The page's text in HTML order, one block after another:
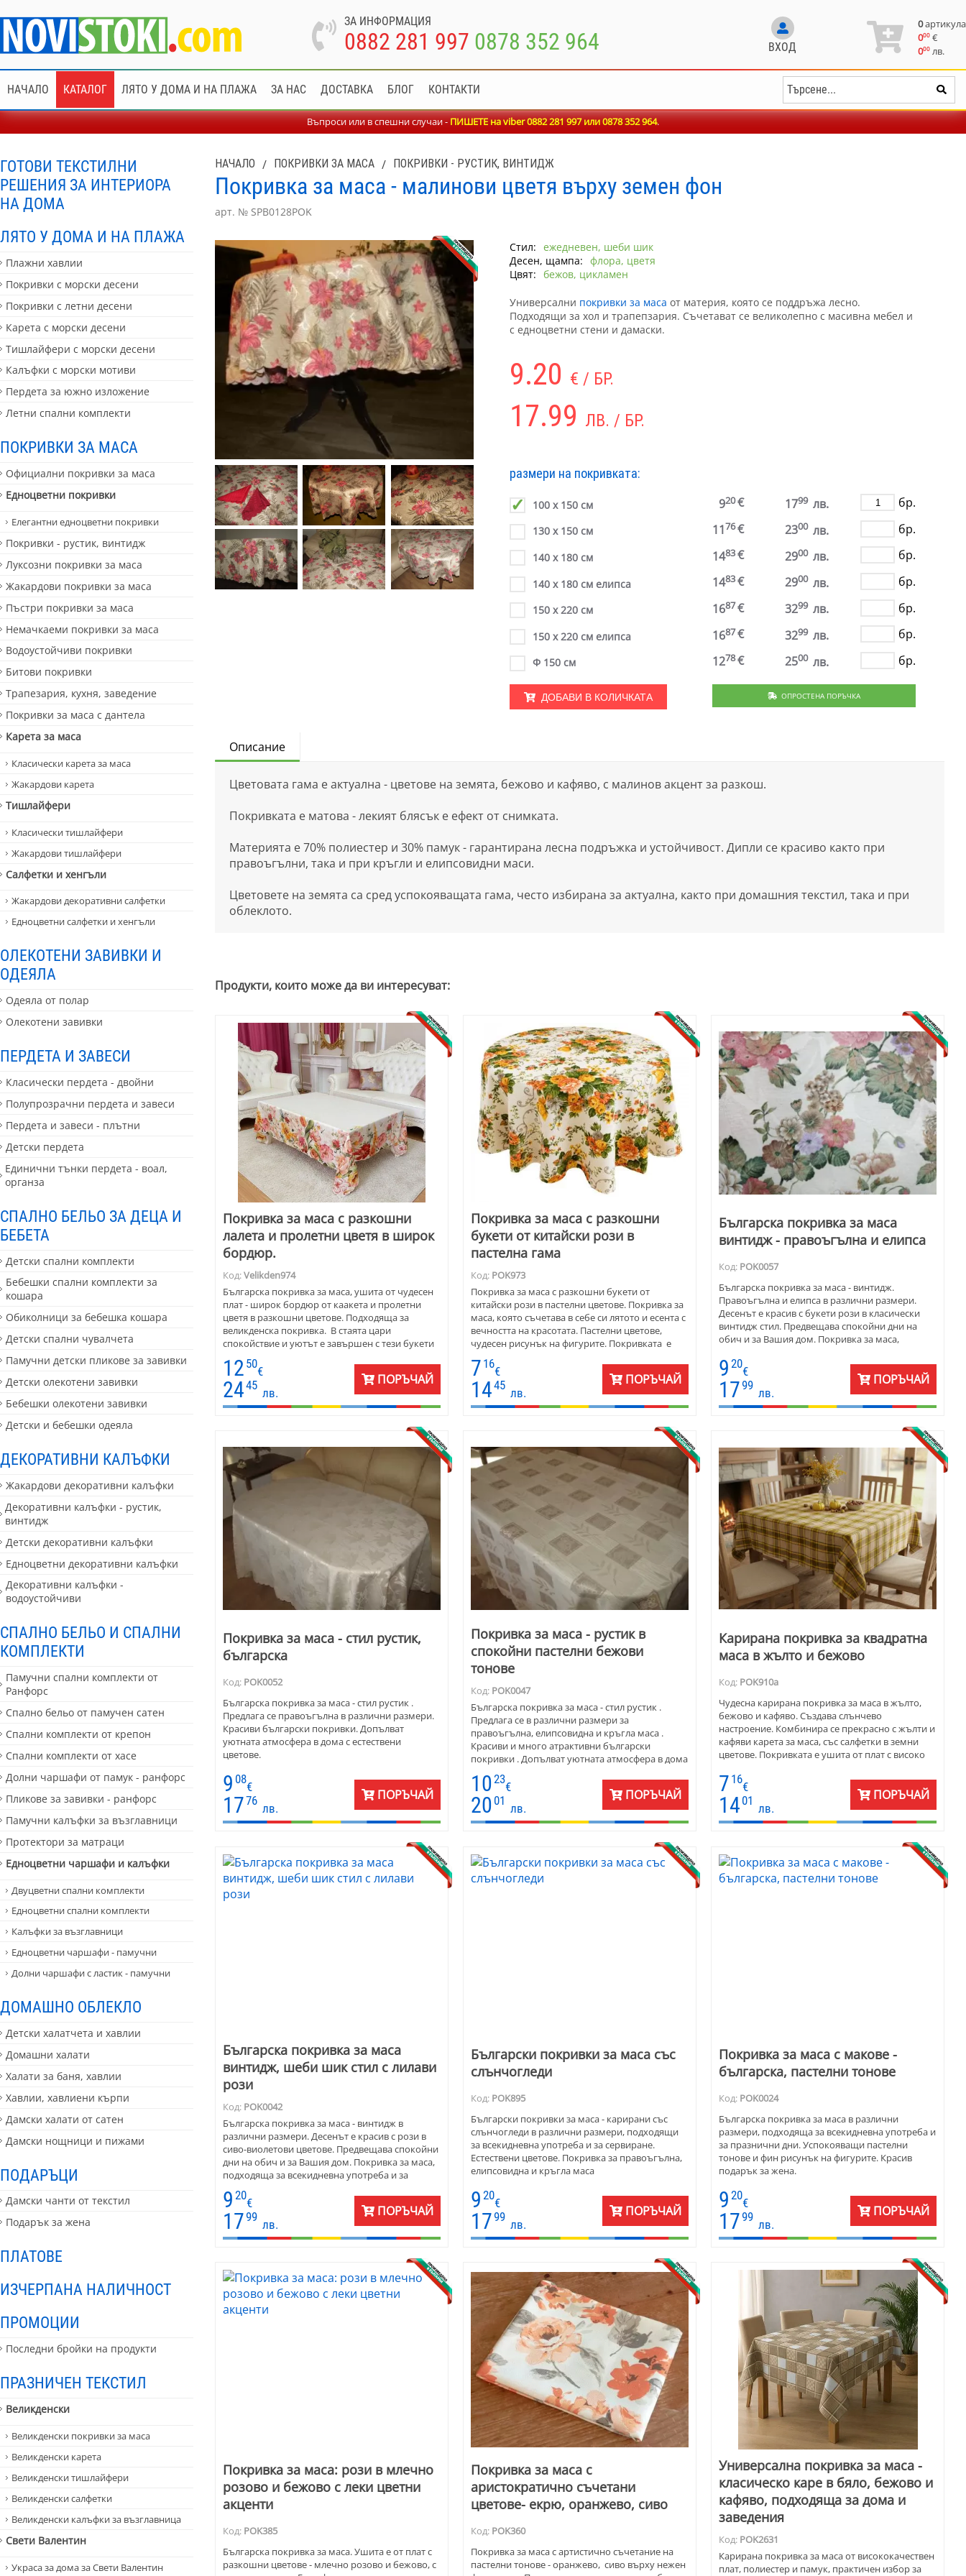
ЗА ИНФОРМАЦИЯ
0882 281 997 0878 352 964 ВХОД
0артикула
000 €
000 лв.
НАЧАЛО КАТАЛОГ ЛЯТО У ДОМА И НА ПЛАЖА ЗА НАС ДОСТАВКА БЛОГ КОНТАКТИ
Въпроси или в спешни случаи -ПИШЕТЕ на viber 0882 281 997 или0878 352 964.
ГОТОВИ ТЕКСТИЛНИ
РЕШЕНИЯ ЗА ИНТЕРИОРА
НА ДОМА
ЛЯТО У ДОМА И НА ПЛАЖА
Плажни хавлии
Покривки с морски десени
Покривки с летни десени
Карета с морски десени
Тишлайфери с морски десени
Калъфки с морски мотиви
Пердета за южно изложение
Летни спални комплекти
ПОКРИВКИ ЗА МАСА
Официални покривки за маса
Едноцветни покривки
Елегантни едноцветни покривки
Покривки - рустик, винтидж
Луксозни покривки за маса
Жакардови покривки за маса
Пъстри покривки за маса
Немачкаеми покривки за маса
Водоустойчиви покривки
Битови покривки
Трапезария, кухня, заведение
Покривки за маса с дантела
Карета за маса
Класически карета за маса
Жакардови карета
Тишлайфери
Класически тишлайфери
Жакардови тишлайфери
Салфетки и хенгъли
Жакардови декоративни салфетки
Едноцветни салфетки и хенгъли
ОЛЕКОТЕНИ ЗАВИВКИ И
ОДЕЯЛА
Одеяла от полар
Олекотени завивки
ПЕРДЕТА И ЗАВЕСИ
Класически пердета - двойни
Полупрозрачни пердета и завеси
Пердета и завеси - плътни
Детски пердета
Единични тънки пердета - воал,
органза
СПАЛНО БЕЛЬО ЗА ДЕЦА И
БЕБЕТА
Детски спални комплекти
Бебешки спални комплекти за
кошара
Обиколници за бебешка кошара
Детски спални чувалчета
Памучни детски пликове за завивки
Детски олекотени завивки
Бебешки олекотени завивки
Детски и бебешки одеяла
ДЕКОРАТИВНИ КАЛЪФКИ
Жакардови декоративни калъфки
Декоративни калъфки - рустик,
винтидж
Детски декоративни калъфки
Едноцветни декоративни калъфки
Декоративни калъфки -
водоустойчиви
СПАЛНО БЕЛЬО И СПАЛНИ
КОМПЛЕКТИ
Памучни спални комплекти от
Ранфорс
Спално бельо от памучен сатен
Спални комплекти от крепон
Спални комплекти от хасе
Долни чаршафи от памук - ранфорс
Пликове за завивки - ранфорс
Памучни калъфки за възглавници
Протектори за матраци
Едноцветни чаршафи и калъфки
Двуцветни спални комплекти
Едноцветни спални комплекти
Калъфки за възглавници
Едноцветни чаршафи - памучни
Долни чаршафи с ластик - памучни
ДОМАШНО ОБЛЕКЛО
Детски халатчета и хавлии
Домашни халати
Халати за баня, хавлии
Хавлии, хавлиени кърпи
Дамски халати от сатен
Дамски нощници и пижами
ПОДАРЪЦИ
Дамски чанти от текстил
Подарък за жена
ПЛАТОВЕ
ИЗЧЕРПАНА НАЛИЧНОСТ
ПРОМОЦИИ
Последни бройки на продукти
ПРАЗНИЧЕН ТЕКСТИЛ
Великденски
Великденски покривки за маса
Великденски карета
Великденски тишлайфери
Великденски салфетки
Великденски калъфки за възглавница
Свети Валентин
Украса за дома за Свети Валентин
НАЧАЛО / ПОКРИВКИ ЗА МАСА / ПОКРИВКИ - РУСТИК, ВИНТИДЖ
Покривка за маса - малинови цветя върху земен фон
арт. № SPB0128POK
Стил: ежедневен, шеби шик
Десен, щампа: флора, цветя
Цвят: бежов, цикламен
Универсални покривки за маса от материя, която се поддръжа лесно.
Подходящи за хол и трапепзария. Съчетават се великолепно с масивна мебел и
с едноцветни стени и дамаски.
9.20 € / БР.
17.99 ЛВ. / БР.
размери на покривката:
100 х 150 см 920€ 1799 лв. бр.
130 х 150 см 1176€ 2300 лв. бр.
140 х 180 см 1483€ 2900 лв. бр.
140 х 180 см елипса 1483€ 2900 лв. бр.
150 х 220 см 1687€ 3299 лв. бр.
150 х 220 см елипса 1687€ 3299 лв. бр.
Ф 150 см 1278€ 2500 лв. бр.
ДОБАВИ В КОЛИЧКАТА ОПРОСТЕНА ПОРЪЧКА
Описание
Цветовата гама е актуална - цветове на земята, бежово и кафяво, с малинов акцент за разкош.
Покривката е матова - лекият блясък е ефект от снимката.
Материята е 70% полиестер и 30% памук - гарантирана лесна подръжка и устойчивост. Дипли се красиво както при
правоъгълни, така и при кръгли и елипсовидни маси.
Цветовете на земята са сред успокояващата гама, често избирана за актуална, както при домашния текстил, така и при
облеклото.
Продукти, които може да ви интересуват:
Покривка за маса с разкошни
лалета и пролетни цветя в широк
бордюр.
Код:Velikden974
Българска покривка за маса, ушита от чудесен
плат - широк бордюр от каакета и пролетни
цветя в разкошни цветове. Подходяща за
великденска покривка. В стаята цари
спокойствие и уютът е завършен с тези букети
на масата. Покривката е подходяща както за
дома, така и за верандата. Особен чар има, ако
я съчетаете с други празнички елементи.
Покривките се предлагат в различни размери,
подходяща за всекидневна употреба и за
правоъгълна маса. Материята е 30% памук, 70%
полиестер. Покривката е матова, което се
дължи на памука. Блясъкът е ефект от
снимането.
12 50
€
2445
лв.
ПОРЪЧАЙ
Покривка за маса с разкошни
букети от китайски рози в
пастелна гама
Код: POK973
Покривка за маса с разкошни букети от
китайски рози в пастелни цветове. Покривка за
маса, която съчетава в себе си лятото и есента с
вечността на красотата. Пастелни цветове,
чудесен рисунък на фигурите. Покривката е
осеяна с букети от китайски рози. Изберете
покривката, ако желаете стаята да носи
топлината и свежестта на градината.
Покривката е подходяща за стая с мебели от
масив. Покривката е подходяща за заведения,
Ушита е от плат, който се поддържа лесно.
7 16
€
1445
лв.
ПОРЪЧАЙ
Българска покривка за маса
винтидж - правоъгълна и елипса
Код: POK0057
Българска покривка за маса - винтидж.
Правоъгълна и елипса в различни размери.
Десенът е красив с букети рози в класически
винтидж стил. Предвещава спокойни дни на
обич и за Вашия дом. Покривка за маса,
сервиране. Естествени цветове.
9 20
€
1799
лв.
ПОРЪЧАЙ
Покривка за маса - стил рустик,
българска
Код: POK0052
Българска покривка за маса - стил рустик .
Предлага се правоъгълна в различни размери.
Красиви български покривки. Допълват
уютната атмосфера в дома с естествени
цветове.
9 08
€
1776
лв.
ПОРЪЧАЙ
Покривка за маса - рустик в
спокойни пастелни бежови
тонове
Код: POK0047
Българска покривка за маса - стил рустик .
Предлага се в различни размери за
правоъгълна, елипсовидна и кръгла маса .
Красиви и много атрактивни български
покривки . Допълват уютната атмосфера в дома
с естествени цветове.
1023
€
20 01
лв.
ПОРЪЧАЙ
Карирана покривка за квадратна
маса в жълто и бежово
Код: POK910a
Чудесна карирана покривка за маса в жълто,
бежово и кафяво. Създава слънчево
настроение. Комбинира се прекрасно с жълти и
кафяви карета за маса, със салфетки в земни
цветове. Покривката е ушита от плат с високо
поддържа се лесно. Размерите са 140х140 см.
Тази покривка за маса е много подходяща за
заведение в стил механа или бирария.
7 16
€
14 01
лв.
ПОРЪЧАЙ
Българска покривка за маса
винтидж, шеби шик стил с лилави
рози
Код: POK0042
Българска покривка за маса - винтидж в
различни размери. Десенът е красив с рози в
сиво-виолетови цветове. Предвещава спокойни
дни на обич и за Вашия дом. Покривка за маса,
подходяща за всекидневна употреба и за
елипсовидна и кръгла маса
9 20
€
1799
лв.
ПОРЪЧАЙ
Български покривки за маса със
слънчогледи
Код: POK895
Български покривки за маса - карирани със
слънчогледи в различни размери, подходящи
за всекидневна употреба и за сервиране.
Естествени цветове. Покривка за правоъгълна,
елипсовидна и кръгла маса
9 20
€
1799
лв.
ПОРЪЧАЙ
Покривка за маса с макове -
българска, пастелни тонове
Код: POK0024
Българска покривка за маса в различни
размери, подходяща за всекидневна употреба и
за празнични дни. Успокояващи пастелни
тонове и фин рисунък на фигурите. Красив
подарък за жена.
9 20
€
1799
лв.
ПОРЪЧАЙ
Покривка за маса: рози в млечно
розово и бежово с леки цветни
акценти
Код: POK385
Българска покривка за маса. Ушита е от плат с
разкошни цветове - млечно розово и бежово, с
Покривка за маса с
аристократично съчетани
цветове- екрю, oранжево, сиво
Код: POK360
Покривка за маса с артистично съчетание на
пастелни тонове - оранжево, сиво върху нежен
Универсална покривка за маса -
класическо каре в бяло, бежово и
кафяво, подходяща за дома и
заведения
Код: POK2631
Карирана покривка за маса от висококачествен
плат, полиестер и памук, практичен избор за